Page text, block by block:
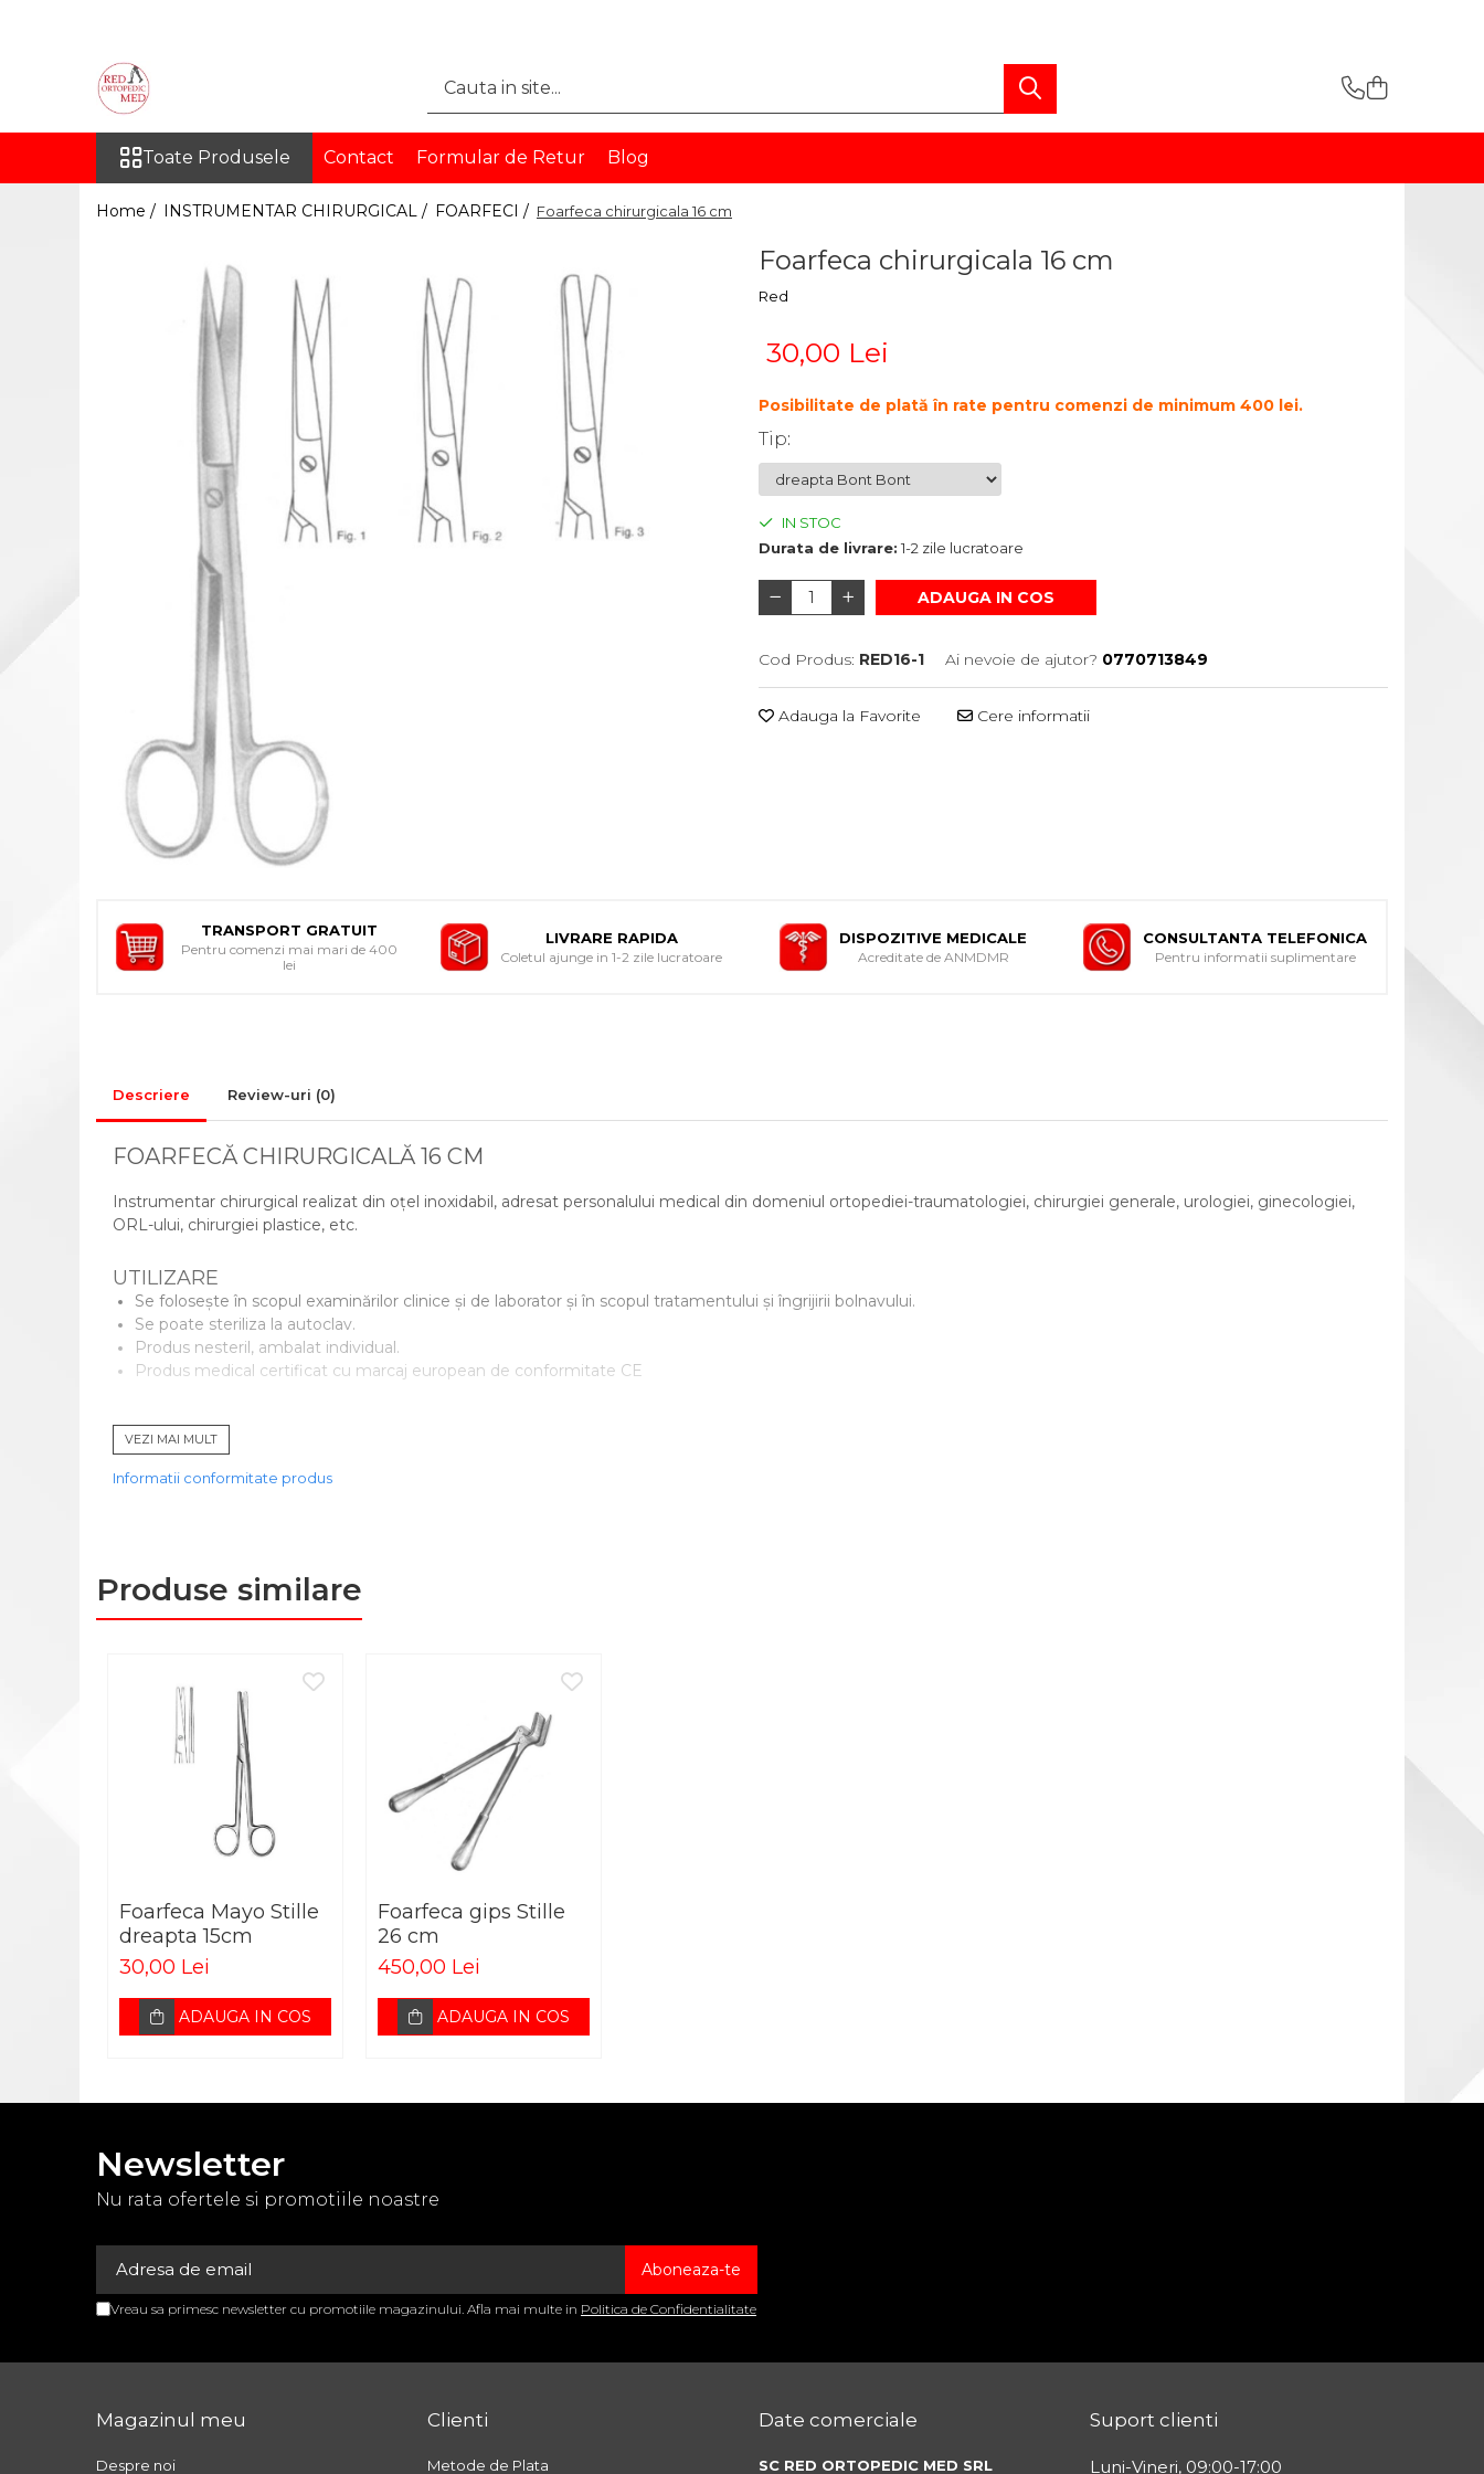
Toate Produsele
DISPOZITIVE MEDICALE
COLOANA VERTEBRALA
PROTEZE PENTRU MEMBRUL
PROTEZE PENTRU MEMBRUL
ORTEZE PE MASURA
ORTEZE PENTRU MEMBRUL
ORTEZE PENTRU MEMBRUL
ORTEZE PENTRU COLOANA
PROTEZA EXTERNA DE SAN
SI ACCESORII
SUSTINATORI PLANTARI
PERSONALIZATI
DISPOZITIVE DE MERS
COMPRESE STERILE
ACCESORII
ACCESORII AJUTATOARE
BONETE/MASTI/BOTOSEI
IGIENA SI INGRIJIRE
GIMNASTICA MEDICALA
MINGI RECUPERARE
PRODUSE ABENA
SCAUNE DE TOALETA
PRODUSE HARTMANN
TERMOMETRE
APARATURA MEDICALA
APARATE AEROSOLI
APARATE
EKG SI PULSOXIMETRE
GAMA BEURER
GLUCOMETRE
NEGATOSCOAPE
STETOSCOAPE
Toate Produsele Contact Formular de Retur Blog
Home / INSTRUMENTAR CHIRURGICAL / FOARFECI / Foarfeca chirurgicala 16 cm
Foarfeca chirurgicala 16 cm
Red
30,00 Lei
Posibilitate de plată în rate pentru comenzi de minimum 400 lei.
Tip:
IN STOC
Durata de livrare: 1-2 zile lucratoare
ADAUGA IN COS
Cod Produs: RED16-1 Ai nevoie de ajutor? 0770713849
Adauga la Favorite Cere informatii
TRANSPORT GRATUIT
Pentru comenzi mai mari de 400
lei
LIVRARE RAPIDA
Coletul ajunge in 1-2 zile lucratoare
DISPOZITIVE MEDICALE
Acreditate de ANMDMR
CONSULTANTA TELEFONICA
Pentru informatii suplimentare
Descriere Review-uri (0)
FOARFECĂ CHIRURGICALĂ 16 CM
Instrumentar chirurgical realizat din oțel inoxidabil, adresat personalului medical din domeniul ortopediei-traumatologiei, chirurgiei generale, urologiei, ginecologiei,
ORL-ului, chirurgiei plastice, etc.
UTILIZARE
Se folosește în scopul examinărilor clinice și de laborator și în scopul tratamentului și îngrijirii bolnavului.
Se poate steriliza la autoclav.
Produs nesteril, ambalat individual.
Produs medical certificat cu marcaj european de conformitate CE
SORTIMENT
M03-005-16 dreaptă: bont-bont
M03-003-16 dreaptă: ascuțit-bont
M03-001-16 dreaptă: ascuțit-ascuțit
Cod produs: RED16
VEZI MAI MULT
Informatii conformitate produs
Produse similare
Foarfeca Mayo Stille
dreapta 15cm
30,00 Lei
ADAUGA IN COS
Foarfeca gips Stille
26 cm
450,00 Lei
ADAUGA IN COS
Newsletter
Nu rata ofertele si promotiile noastre
Vreau sa primesc newsletter cu promotiile magazinului. Afla mai multe in Politica de Confidentialitate
Magazinul meu
Despre noi
Clienti
Metode de Plata
Date comerciale
SC RED ORTOPEDIC MED SRL
Suport clienti
Luni-Vineri, 09:00-17:00